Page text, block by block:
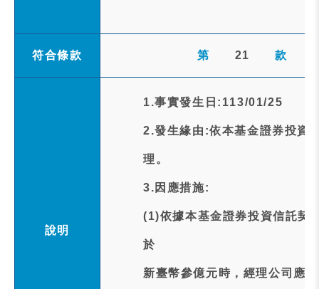
符合條款 第 21 款
說明
1.事實發生日:113/01/25
2.發生緣由:依本基金證券投資
理。
3.因應措施:
(1)依據本基金證券投資信託契
於
新臺幣參億元時，經理公司應